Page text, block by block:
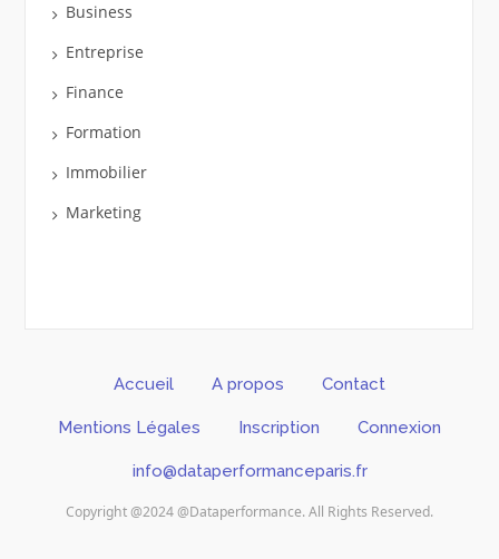
Business
Entreprise
Finance
Formation
Immobilier
Marketing
Accueil A propos Contact
Mentions Légales Inscription Connexion
info@dataperformanceparis.fr
Copyright @2024 @Dataperformance. All Rights Reserved.